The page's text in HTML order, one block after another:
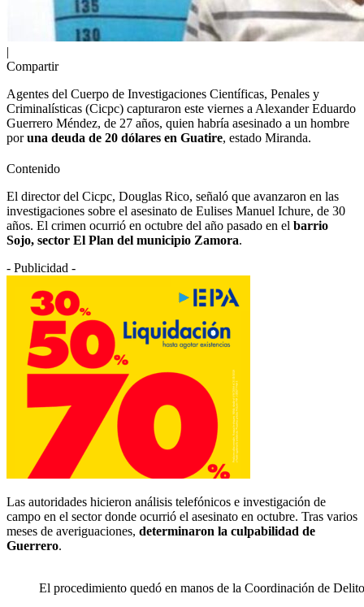
|
Compartir
Agentes del Cuerpo de Investigaciones Científicas, Penales y
Criminalísticas (Cicpc) capturaron este viernes a Alexander Eduardo
Guerrero Méndez, de 27 años, quien habría asesinado a un hombre
poruna deuda de 20 dólares en Guatire, estado Miranda.
Contenido
El director del Cicpc, Douglas Rico, señaló que avanzaron en las
investigaciones sobre el asesinato de Eulises Manuel Ichure, de 30
años. El crimen ocurrió en octubre del año pasado en el barrio
Sojo, sector El Plan del municipio Zamora.
- Publicidad -
Las autoridades hicieron análisis telefónicos e investigación de
campo en el sector donde ocurrió el asesinato en octubre. Tras varios
meses de averiguaciones, determinaron la culpabilidad de
Guerrero.
El procedimiento quedó en manos de la Coordinación de